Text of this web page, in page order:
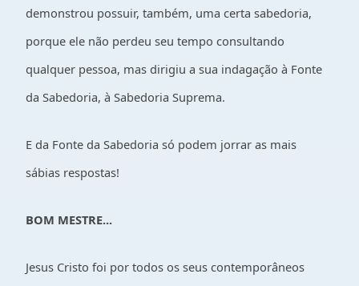
demonstrou possuir, também, uma certa sabedoria,
porque ele não perdeu seu tempo consultando
qualquer pessoa, mas dirigiu a sua indagação à Fonte
da Sabedoria, à Sabedoria Suprema.
E da Fonte da Sabedoria só podem jorrar as mais
sábias respostas!
BOM MESTRE...
Jesus Cristo foi por todos os seus contemporâneos